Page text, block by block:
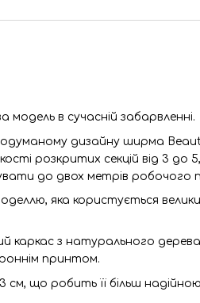
в сучасній забарвленні.
дизайну ширма
розкритих секцій від 3
до двох метрів робочого
яка користується
каркас з натурального
принтом.
що робить її більш